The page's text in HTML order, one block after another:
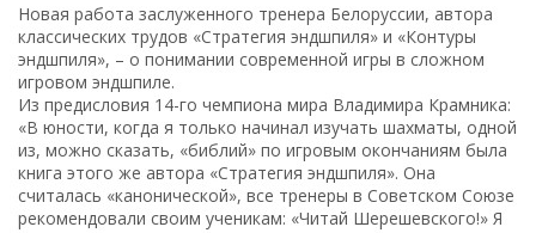
Новая работа заслуженного тренера Белоруссии, автора
классических трудов «Стратегия эндшпиля» и «Контуры
эндшпиля», – о понимании современной игры в сложном
игровом эндшпиле.
Из предисловия 14-го чемпиона мира Владимира Крамника:
«В юности, когда я только начинал изучать шахматы, одной
из, можно сказать, «библий» по игровым окончаниям была
книга этого же автора «Стратегия эндшпиля». Она
считалась «канонической», все тренеры в Советском Союзе
рекомендовали своим ученикам: «Читай Шерешевского!» Я